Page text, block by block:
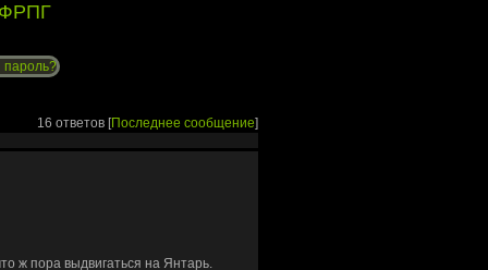
16 ответов [Последнее сообщение]
ж пора выдвигаться на Янтарь.